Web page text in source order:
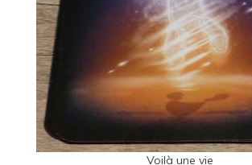
Voilà une vie